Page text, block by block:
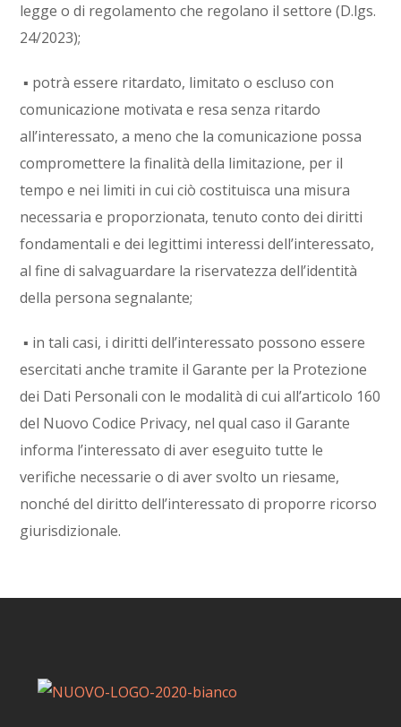
legge o di regolamento che regolano il settore (D.lgs.
24/2023);
▪ potrà essere ritardato, limitato o escluso con
comunicazione motivata e resa senza ritardo
all’interessato, a meno che la comunicazione possa
compromettere la finalità della limitazione, per il
tempo e nei limiti in cui ciò costituisca una misura
necessaria e proporzionata, tenuto conto dei diritti
fondamentali e dei legittimi interessi dell’interessato,
al fine di salvaguardare la riservatezza dell’identità
della persona segnalante;
▪ in tali casi, i diritti dell’interessato possono essere
esercitati anche tramite il Garante per la Protezione
dei Dati Personali con le modalità di cui all’articolo 160
del Nuovo Codice Privacy, nel qual caso il Garante
informa l’interessato di aver eseguito tutte le
verifiche necessarie o di aver svolto un riesame,
nonché del diritto dell’interessato di proporre ricorso
giurisdizionale.